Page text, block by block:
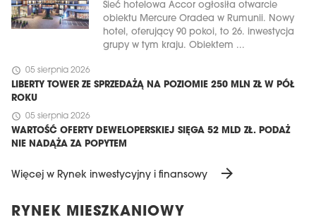
Sieć hotelowa Accor ogłosiła otwarcie
obiektu Mercure Oradea w Rumunii. Nowy
hotel, oferujący 90 pokoi, to 26. inwestycja
grupy w tym kraju. Obiektem ...
schedule 05 sierpnia 2026
LIBERTY TOWER ZE SPRZEDAŻĄ NA POZIOMIE 250 MLN ZŁ W PÓŁ
ROKU
schedule 05 sierpnia 2026
WARTOŚĆ OFERTY DEWELOPERSKIEJ SIĘGA 52 MLD ZŁ. PODAŻ
NIE NADĄŻA ZA POPYTEM
Więcej w Rynek inwestycyjny i finansowy arrow_forward
RYNEK MIESZKANIOWY